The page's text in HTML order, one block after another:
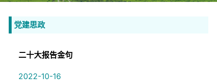
党建思政
二十大报告金句
2022-10-16